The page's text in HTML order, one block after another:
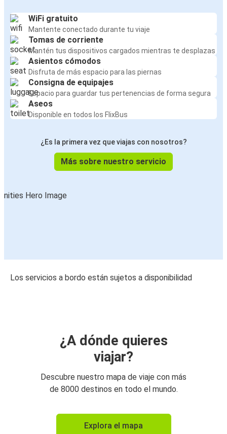
WiFi gratuito
Mantente conectado durante tu viaje
Tomas de corriente
Mantén tus dispositivos cargados mientras te desplazas
Asientos cómodos
Disfruta de más espacio para las piernas
Consigna de equipajes
Espacio para guardar tus pertenencias de forma segura
Aseos
Disponible en todos los FlixBus
¿Es la primera vez que viajas con nosotros?
Más sobre nuestro servicio
Los servicios a bordo están sujetos a disponibilidad
¿A dónde quieres
viajar?
Descubre nuestro mapa de viaje con más
de 8000 destinos en todo el mundo.
Explora el mapa